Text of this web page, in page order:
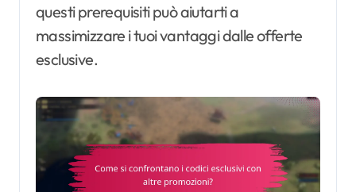
questi prerequisiti può aiutarti a
massimizzare i tuoi vantaggi dalle offerte
esclusive.